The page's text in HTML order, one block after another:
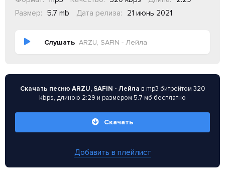
Размер:
5.7 mb Дата релиза: 21 июнь 2021
Слушать ARZU, SAFIN - Лейла
Скачать песню ARZU, SAFIN - Лейла в mp3 битрейтом 320
kbps, длиною 2:29 и размером 5.7 мб бесплатно
Скачать
Добавить в плейлист